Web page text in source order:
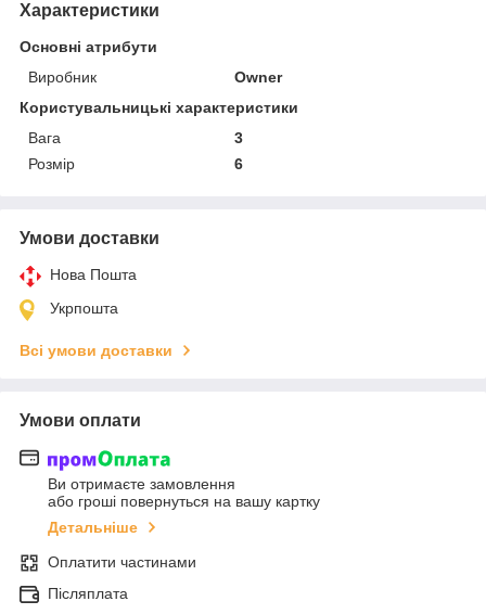
Характеристики
Основні атрибути
Виробник
Owner
Користувальницькі характеристики
Вага
3
Розмір
6
Умови доставки
Нова Пошта
Укрпошта
Всі умови доставки
Умови оплати
Ви отримаєте замовлення
або гроші повернуться на вашу картку
Детальніше
Оплатити частинами
Післяплата